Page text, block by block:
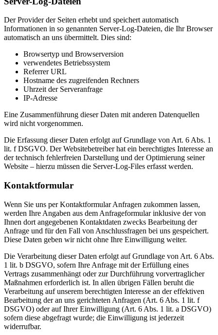
Der Provider der Seiten erhebt und speichert automatisch
Informationen in so genannten Server-Log-Dateien, die Ihr Browser
automatisch an uns übermittelt. Dies sind:
Browsertyp und Browserversion
verwendetes Betriebssystem
Referrer URL
Hostname des zugreifenden Rechners
Uhrzeit der Serveranfrage
IP-Adresse
Eine Zusammenführung dieser Daten mit anderen Datenquellen
wird nicht vorgenommen.
Die Erfassung dieser Daten erfolgt auf Grundlage von Art. 6 Abs. 1
lit. f DSGVO. Der Websitebetreiber hat ein berechtigtes Interesse an
der technisch fehlerfreien Darstellung und der Optimierung seiner
Website – hierzu müssen die Server-Log-Files erfasst werden.
Kontaktformular
Wenn Sie uns per Kontaktformular Anfragen zukommen lassen,
werden Ihre Angaben aus dem Anfrageformular inklusive der von
Ihnen dort angegebenen Kontaktdaten zwecks Bearbeitung der
Anfrage und für den Fall von Anschlussfragen bei uns gespeichert.
Diese Daten geben wir nicht ohne Ihre Einwilligung weiter.
Die Verarbeitung dieser Daten erfolgt auf Grundlage von Art. 6 Abs.
1 lit. b DSGVO, sofern Ihre Anfrage mit der Erfüllung eines
Vertrags zusammenhängt oder zur Durchführung vorvertraglicher
Maßnahmen erforderlich ist. In allen übrigen Fällen beruht die
Verarbeitung auf unserem berechtigten Interesse an der effektiven
Bearbeitung der an uns gerichteten Anfragen (Art. 6 Abs. 1 lit. f
DSGVO) oder auf Ihrer Einwilligung (Art. 6 Abs. 1 lit. a DSGVO)
sofern diese abgefragt wurde; die Einwilligung ist jederzeit
widerrufbar.